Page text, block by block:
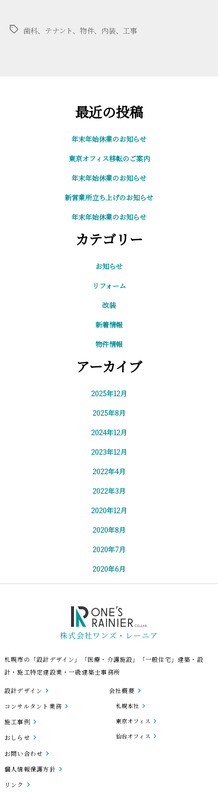
の
タ
歯科、テナント、物件、内装、工事
最近の投稿
年末年始休業のお知らせ
東京オフィス移転のご案内
年末年始休業のお知らせ
新営業所立ち上げのお知らせ
年末年始休業のお知らせ
カテゴリー
お知らせ
リフォーム
改装
新着情報
物件情報
アーカイブ
2025年12月
2025年8月
2024年12月
2023年12月
2022年4月
2022年3月
2020年12月
2020年8月
2020年7月
2020年6月
株式会社ワンズ・レーニア
札幌市の「設計デザイン」「医療・介護施設」「一般住宅」建築・設
計・施工特定建設業・一級建築士事務所
設計デザイン
コンサルタント業務
施工事例
おしらせ
会社概要
札幌本社
東京オフィス
仙台オフィス
お問い合わせ
個人情報保護方針
リンク